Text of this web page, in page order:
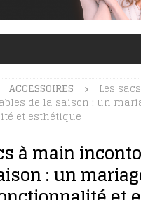
ACCESSOIRES
Les
de la saison : un
et esthétique
à main
: un